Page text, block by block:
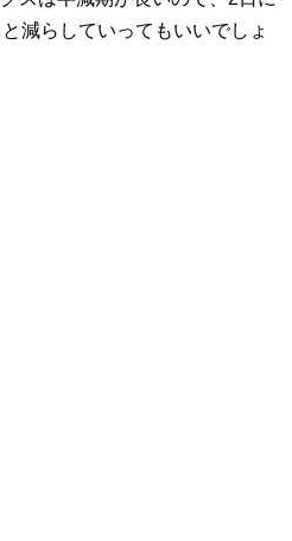
減らしていってもいいでしょ